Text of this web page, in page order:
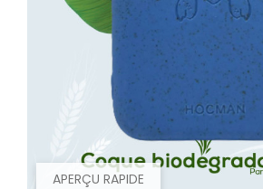
APERÇU RAPIDE